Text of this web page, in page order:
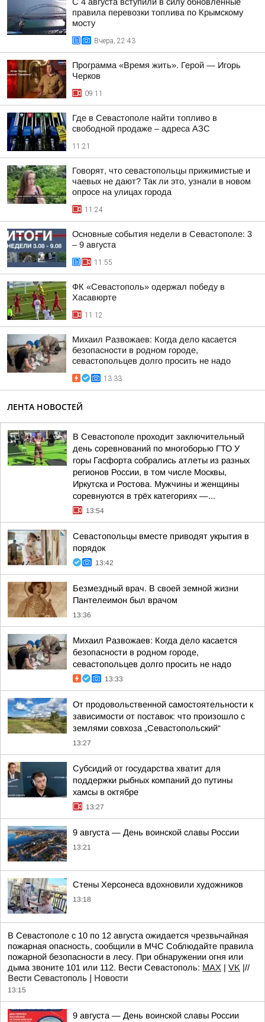
правила перевозки топлива по Крымскому
мосту
Вчера, 22:43
Программа «Время жить». Герой — Игорь
Черков
09:11
Где в Севастополе найти топливо в
свободной продаже – адреса АЗС
11:21
Говорят, что севастопольцы прижимистые и
чаевых не дают? Так ли это, узнали в новом
опросе на улицах города
11:24
Основные события недели в Севастополе: 3
– 9 августа
11:55
ФК «Севастополь» одержал победу в
Хасавюрте
11:12
Михаил Развожаев: Когда дело касается
безопасности в родном городе,
севастопольцев долго просить не надо
13:33
ЛЕНТА НОВОСТЕЙ
В Севастополе проходит заключительный
день соревнований по многоборью ГТО У
горы Гасфорта собрались атлеты из разных
регионов России, в том числе Москвы,
Иркутска и Ростова. Мужчины и женщины
соревнуются в трёх категориях —...
13:54
Севастопольцы вместе приводят укрытия в
порядок
13:42
Безмездный врач. В своей земной жизни
Пантелеимон был врачом
13:36
Михаил Развожаев: Когда дело касается
безопасности в родном городе,
севастопольцев долго просить не надо
13:33
От продовольственной самостоятельности к
зависимости от поставок: что произошло с
землями совхоза „Севастопольский“
13:27
Субсидий от государства хватит для
поддержки рыбных компаний до путины
хамсы в октябре
13:27
9 августа — День воинской славы России
13:21
Стены Херсонеса вдохновили художников
13:18
В Севастополе с 10 по 12 августа ожидается чрезвычайная
пожарная опасность, сообщили в МЧС Соблюдайте правила
пожарной безопасности в лесу. При обнаружении огня или
дыма звоните 101 или 112. Вести Севастополь: MAX | VK |//
Вести Севастополь | Новости
13:15
9 августа — День воинской славы России